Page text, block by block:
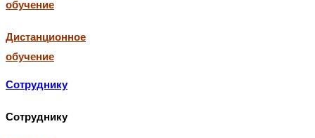
обучение
Дистанционное
обучение
Сотруднику
Сотруднику